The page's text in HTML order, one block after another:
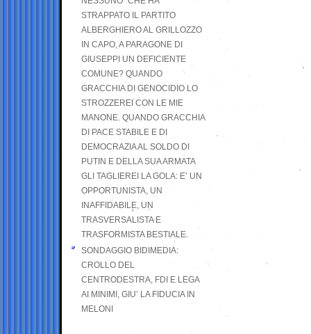
STRAPPATO IL PARTITO
ALBERGHIERO AL GRILLOZZO
IN CAPO, A PARAGONE DI
GIUSEPPI UN DEFICIENTE
COMUNE? QUANDO
GRACCHIA DI GENOCIDIO LO
STROZZEREI CON LE MIE
MANONE. QUANDO GRACCHIA
DI PACE STABILE E DI
DEMOCRAZIA AL SOLDO DI
PUTIN E DELLA SUA ARMATA
GLI TAGLIEREI LA GOLA: E’ UN
OPPORTUNISTA, UN
INAFFIDABILE, UN
TRASVERSALISTA E
TRASFORMISTA BESTIALE.
SONDAGGIO BIDIMEDIA:
CROLLO DEL
CENTRODESTRA, FDI E LEGA
AI MINIMI, GIU’ LA FIDUCIA IN
MELONI